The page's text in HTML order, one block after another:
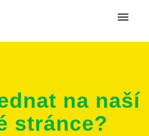
na naší
stránce?